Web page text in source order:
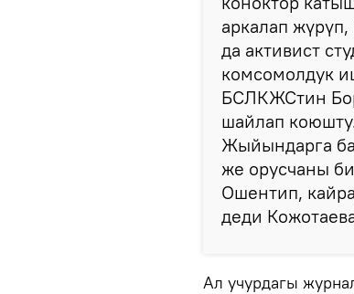
аркалап
да активист
комсомолдук
БСЛКЖСтин
шайлап
Жыйындарга
же орусчаны
Ошентип,
деди
Ал учурдагы